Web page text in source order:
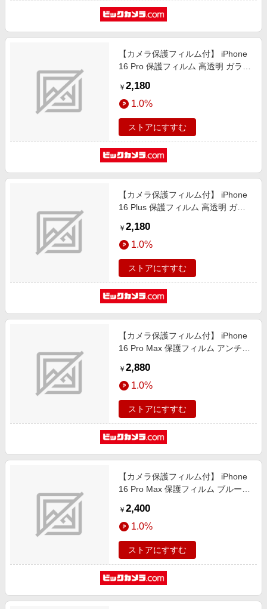
【カメラ保護フィルム付】 iPhone
16 Pro 保護フィルム 高透明 ガラス
￥ 2,180
1.0%
ストアにすすむ
【カメラ保護フィルム付】 iPhone
16 Plus 保護フィルム 高透明 ガラ
￥ 2,180
1.0%
ストアにすすむ
【カメラ保護フィルム付】 iPhone
16 Pro Max 保護フィルム アンチグ
IP1604AG-1
￥ 2,880
1.0%
ストアにすすむ
【カメラ保護フィルム付】 iPhone
16 Pro Max 保護フィルム ブルーラ
GZ-IP1604BC-1
￥ 2,400
1.0%
ストアにすすむ